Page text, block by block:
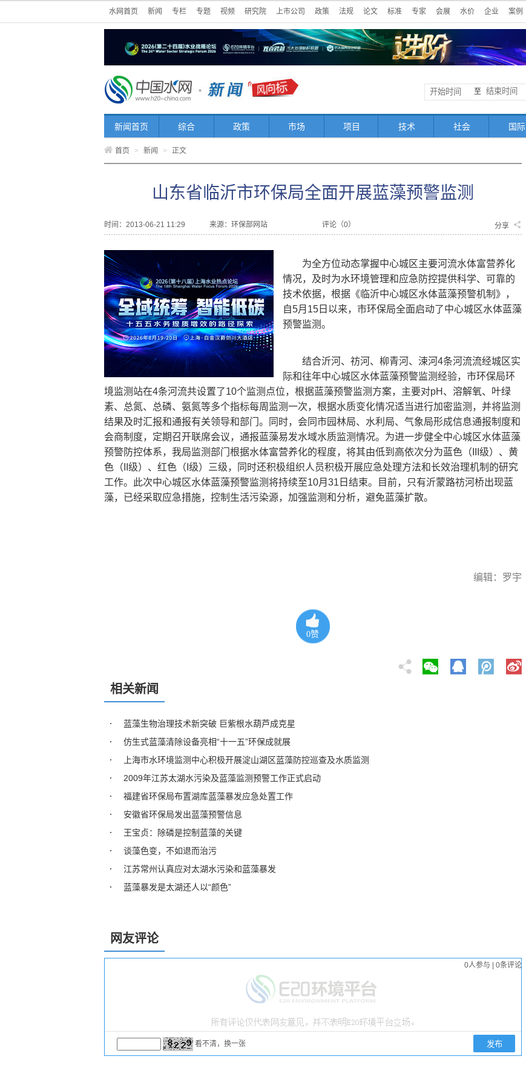
水网首页 新闻 专栏 专题 视频 研究院 上市公司 政策 法规 论文 标准 专家 会展 水价 企业 案例
至
新闻首页 综合 政策 市场 项目 技术 社会 国际
首页 > 新闻 > 正文
山东省临沂市环保局全面开展蓝藻预警监测
时间：2013-06-21 11:29 来源： 环保部网站 评论（0） 分享
为全方位动态掌握中心城区主要河流水体富营养化
情况，及时为水环境管理和应急防控提供科学、可靠的
技术依据，根据《临沂中心城区水体蓝藻预警机制》，
自5月15日以来，市环保局全面启动了中心城区水体蓝藻
预警监测。
结合沂河、祊河、柳青河、涑河4条河流流经城区实
际和往年中心城区水体蓝藻预警监测经验，市环保局环
境监测站在4条河流共设置了10个监测点位，根据蓝藻预警监测方案，主要对pH、溶解氧、叶绿
素、总氮、总磷、氨氮等多个指标每周监测一次，根据水质变化情况适当进行加密监测，并将监测
结果及时汇报和通报有关领导和部门。同时，会同市园林局、水利局、气象局形成信息通报制度和
会商制度，定期召开联席会议，通报蓝藻易发水域水质监测情况。为进一步健全中心城区水体蓝藻
预警防控体系，我局监测部门根据水体富营养化的程度，将其由低到高依次分为蓝色（III级）、黄
色（II级）、红色（I级）三级，同时还积极组织人员积极开展应急处理方法和长效治理机制的研究
工作。此次中心城区水体蓝藻预警监测将持续至10月31日结束。目前，只有沂蒙路祊河桥出现蓝
藻，已经采取应急措施，控制生活污染源，加强监测和分析，避免蓝藻扩散。
编辑：罗宇
0赞
相关新闻
蓝藻生物治理技术新突破 巨紫根水葫芦成克星
仿生式蓝藻清除设备亮相“十一五”环保成就展
上海市水环境监测中心积极开展淀山湖区蓝藻防控巡查及水质监测
2009年江苏太湖水污染及蓝藻监测预警工作正式启动
福建省环保局布置湖库蓝藻暴发应急处置工作
安徽省环保局发出蓝藻预警信息
王宝贞：除磷是控制蓝藻的关键
谈藻色变，不如退而治污
江苏常州认真应对太湖水污染和蓝藻暴发
蓝藻暴发是太湖还人以“颜色”
网友评论
0人参与 0条评论
看不清，换一张